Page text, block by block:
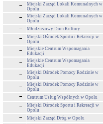
Miejski Zarząd Lokali Komunalnych w
Opolu
Miejski Zarząd Lokali Komunalnych w
Opolu
Młodzieżowy Dom Kultury
Miejski Ośrodek Sportu i Rekreacji w
Opolu
Miejskie Centrum Wspomagania
Edukacji
Miejskie Centrum Wspomagania
Edukacji
Miejski Ośrodek Pomocy Rodzinie w
Opolu
Miejski Ośrodek Pomocy Rodzinie w
Opolu
Centrum Usług Wspólnych w Opolu
Miejski Ośrodek Sportu i Rekreacji w
Opolu
Miejski Zarząd Dróg w Opolu